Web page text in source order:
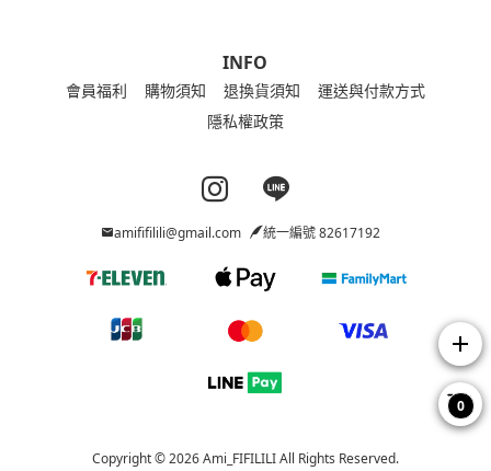
INFO
會員福利 購物須知 退換貨須知
運送與付款方式
隱私權政策
Instagram page
Line page
amififilili@gmail.com 統一編號 82617192
Copyright © 2026 Ami_FIFILILI All Rights Reserved.
add
0